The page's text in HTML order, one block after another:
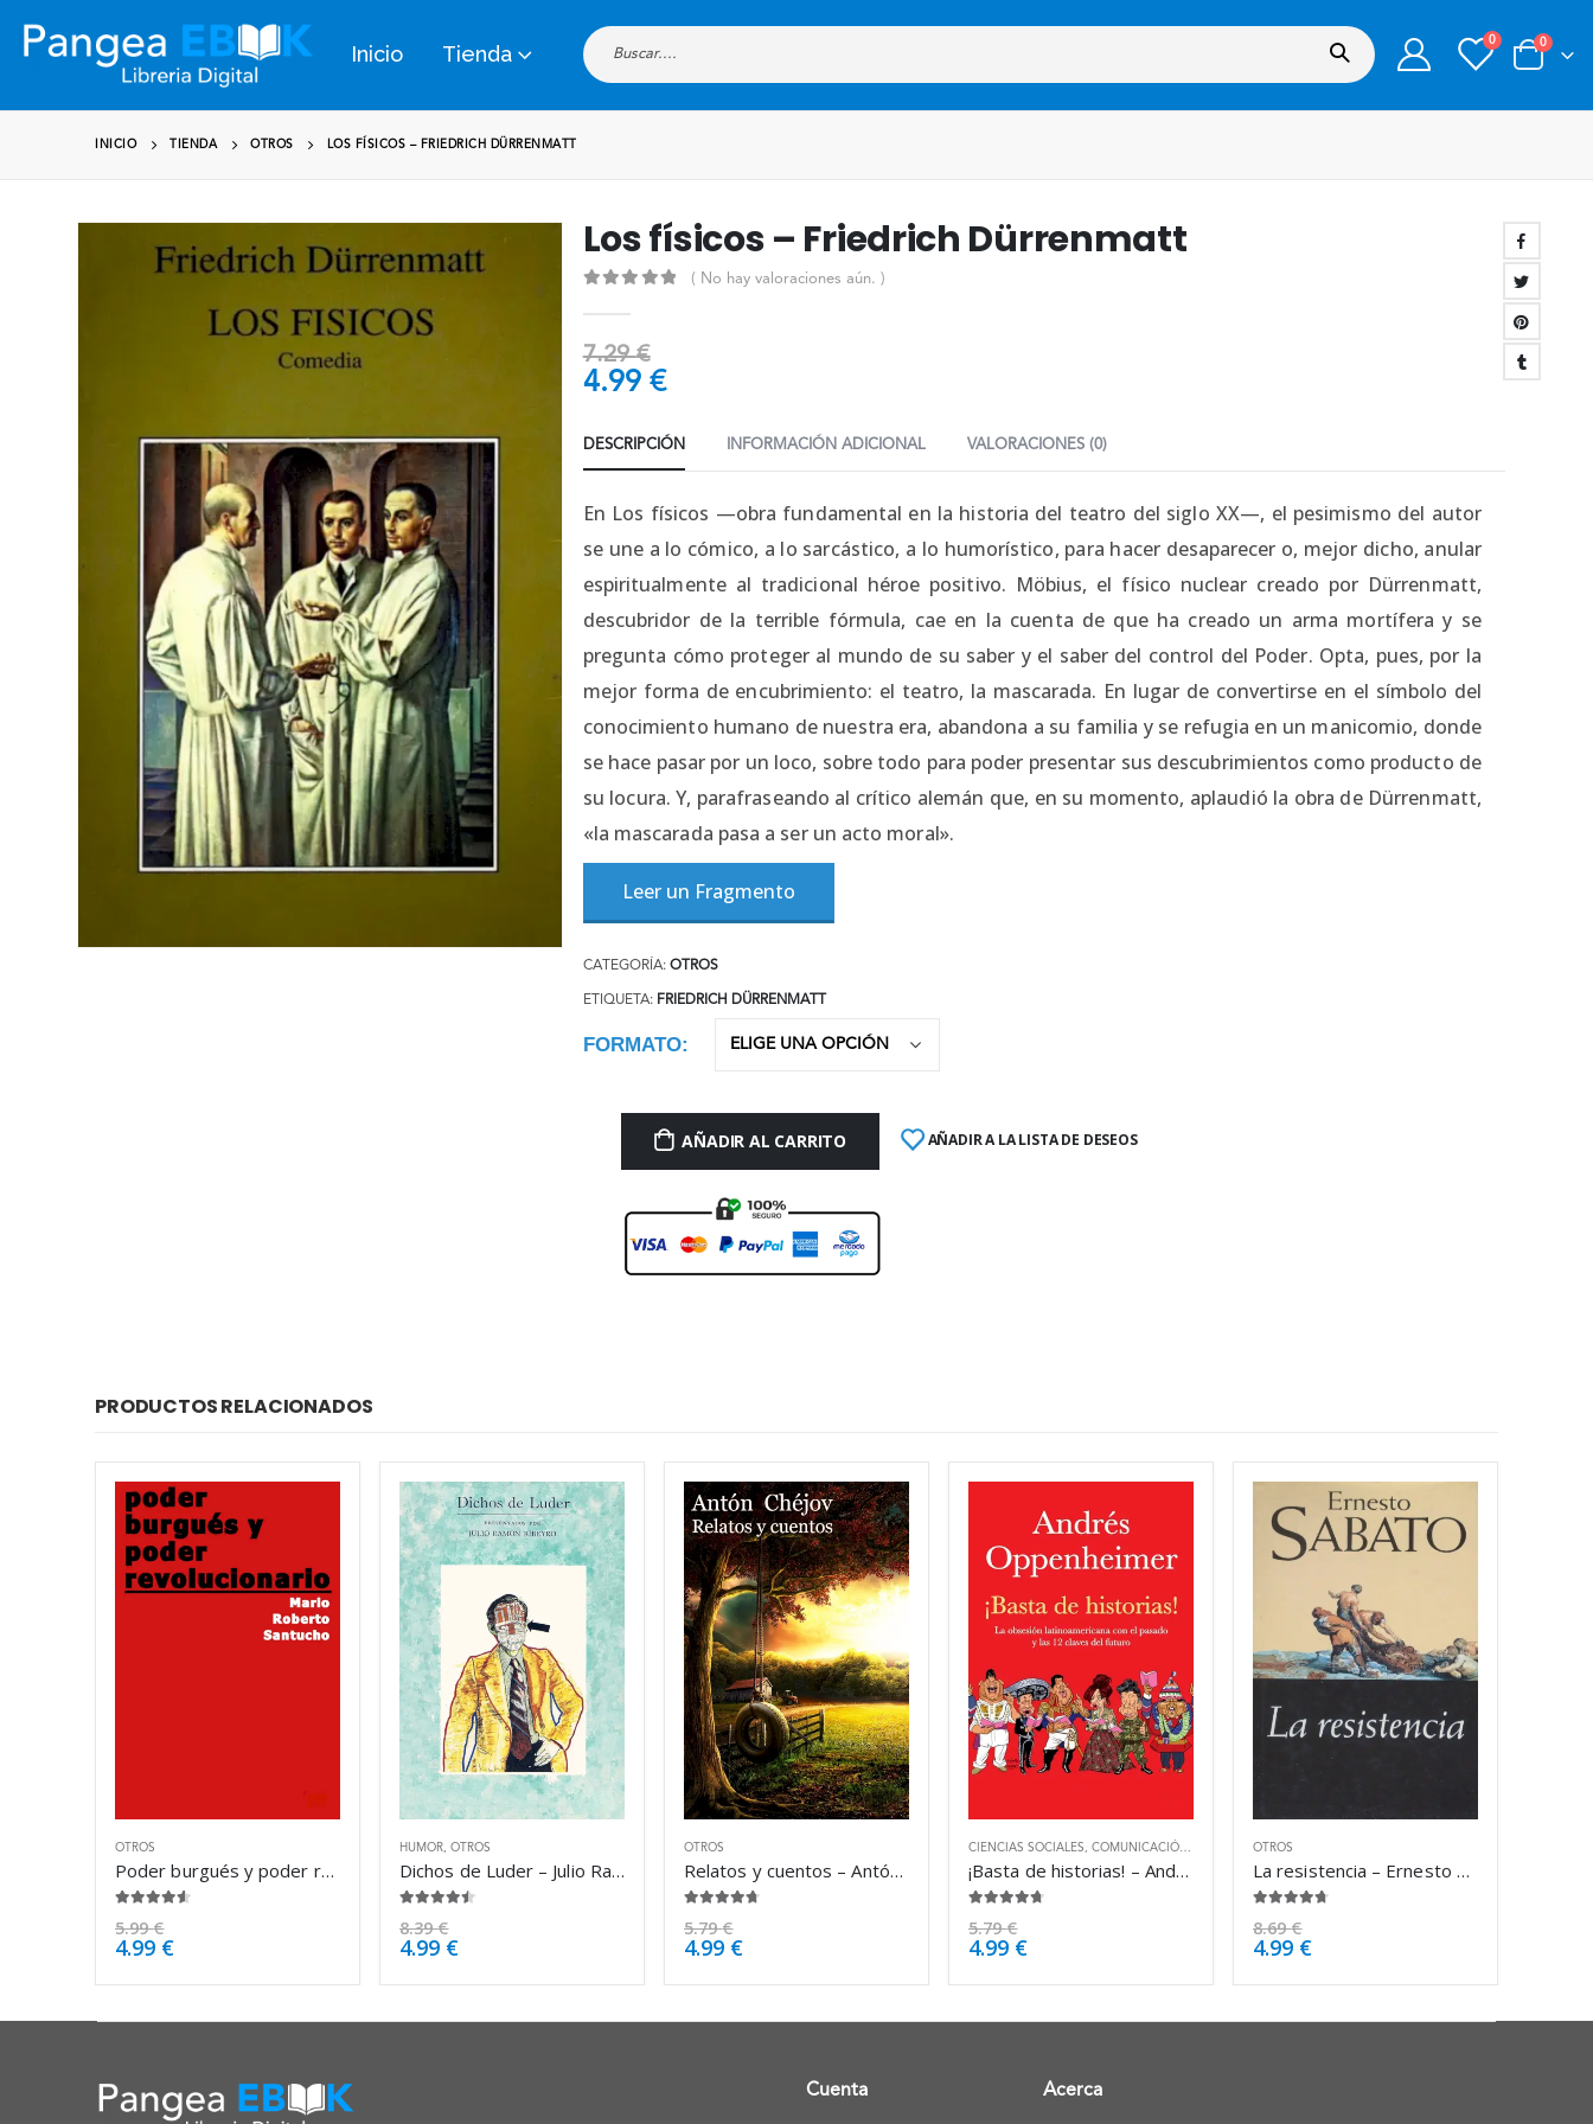
Inicio Tienda
0 0
INICIO TIENDA OTROS LOS FÍSICOS – FRIEDRICH DÜRRENMATT
Los físicos – Friedrich Dürrenmatt
( No hay valoraciones aún. )
7.29€
4.99 €
DESCRIPCIÓN INFORMACIÓN ADICIONAL VALORACIONES (0)
En Los físicos —obra fundamental en la historia del teatro del siglo XX—, el pesimismo del autor
se une a lo cómico, a lo sarcástico, a lo humorístico, para hacer desaparecer o, mejor dicho, anular
espiritualmente al tradicional héroe positivo. Möbius, el físico nuclear creado por Dürrenmatt,
descubridor de la terrible fórmula, cae en la cuenta de que ha creado un arma mortífera y se
pregunta cómo proteger al mundo de su saber y el saber del control del Poder. Opta, pues, por la
mejor forma de encubrimiento: el teatro, la mascarada. En lugar de convertirse en el símbolo del
conocimiento humano de nuestra era, abandona a su familia y se refugia en un manicomio, donde
se hace pasar por un loco, sobre todo para poder presentar sus descubrimientos como producto de
su locura. Y, parafraseando al crítico alemán que, en su momento, aplaudió la obra de Dürrenmatt,
«la mascarada pasa a ser un acto moral».
Leer un Fragmento
CATEGORÍA: OTROS
ETIQUETA: FRIEDRICH DÜRRENMATT
FORMATO
AÑADIR AL CARRITO AÑADIR A LA LISTA DE DESEOS
PRODUCTOS RELACIONADOS
OTROS
Poder burgués y poder revolucionario – Mario Roberto Santucho
5.99€
4.99 €
HUMOR OTROS
Dichos de Luder – Julio Ramón Ribeyro
8.39€
4.99 €
OTROS
Relatos y cuentos – Antón Chéjov
5.79€
4.99 €
CIENCIAS SOCIALES COMUNICACIÓN
¡Basta de historias! – Andrés Oppenheimer
5.79€
4.99 €
OTROS
La resistencia – Ernesto Sabato
8.69€
4.99 €
Cuenta Acerca